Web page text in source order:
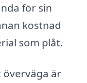
för sin
kostnad
som plåt.
överväga är